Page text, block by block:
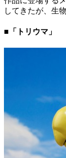
してきたが、生
■「トリウマ」